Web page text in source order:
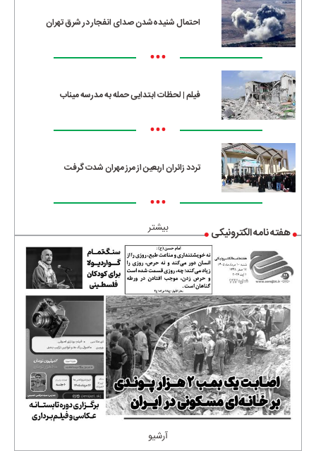
احتمال شنیده‌شدن صدای انفجار در شرق تهران
•••
فیلم | لحظات ابتدایی حمله به مدرسه میناب
•••
تردد زائران اربعین از مرز مهران شدت گرفت
•••
بیشتر هفته نامه الکترونیکی
آرشیو